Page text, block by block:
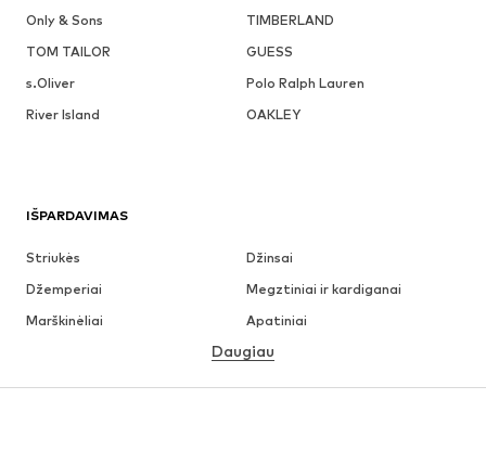
Only & Sons
TIMBERLAND
TOM TAILOR
GUESS
s.Oliver
Polo Ralph Lauren
River Island
OAKLEY
IŠPARDAVIMAS
Striukės
Džinsai
Džemperiai
Megztiniai ir kardiganai
Marškinėliai
Apatiniai
Marškiniai
Paltai
Kostiumai ir švarkai
Daugiau